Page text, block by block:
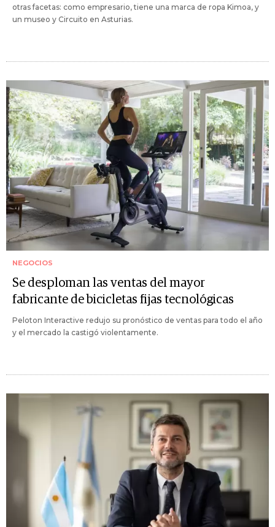
otras facetas: como empresario, tiene una marca de ropa Kimoa, y
un museo y Circuito en Asturias.
NEGOCIOS
Se desploman las ventas del mayor
fabricante de bicicletas fijas tecnológicas
Peloton Interactive redujo su pronóstico de ventas para todo el año
y el mercado la castigó violentamente.